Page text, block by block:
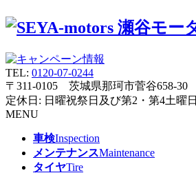
TEL: 0120-07-0244
〒311-0105 茨城県那珂市菅谷658-30
定休日: 日曜祝祭日及び第2・第4土曜日
MENU
車検Inspection
メンテナンスMaintenance
タイヤTire